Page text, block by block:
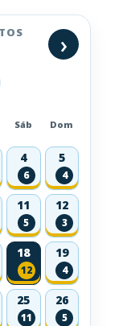
›
Sáb Dom
4
6
5
4
11
5
12
3
18
12
19
4
25
11
26
5